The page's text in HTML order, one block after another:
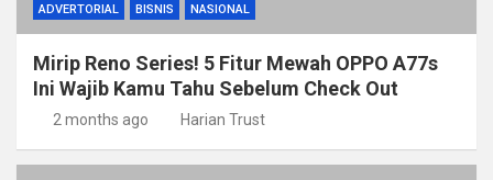
ADVERTORIAL BISNIS NASIONAL
Mirip Reno Series! 5 Fitur Mewah OPPO A77s
Ini Wajib Kamu Tahu Sebelum Check Out
2 months ago Harian Trust